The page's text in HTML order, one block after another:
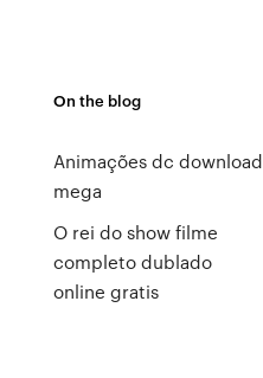
On the blog
Animações dc download
mega
O rei do show filme
completo dublado
online gratis